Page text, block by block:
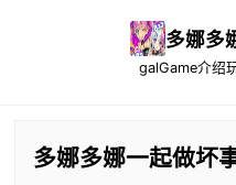
多娜多
galGame介绍
多娜多娜一起做坏